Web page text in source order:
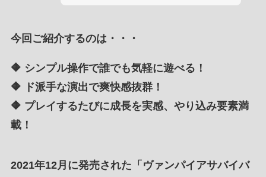
今回ご紹介するのは・・・
🔶 シンプル操作で誰でも気軽に遊べる！
🔶 ド派手な演出で爽快感抜群！
🔶 プレイするたびに成長を実感、やり込み要素満
載！
2021年12月に発売された「 ヴァンパイアサバイバ